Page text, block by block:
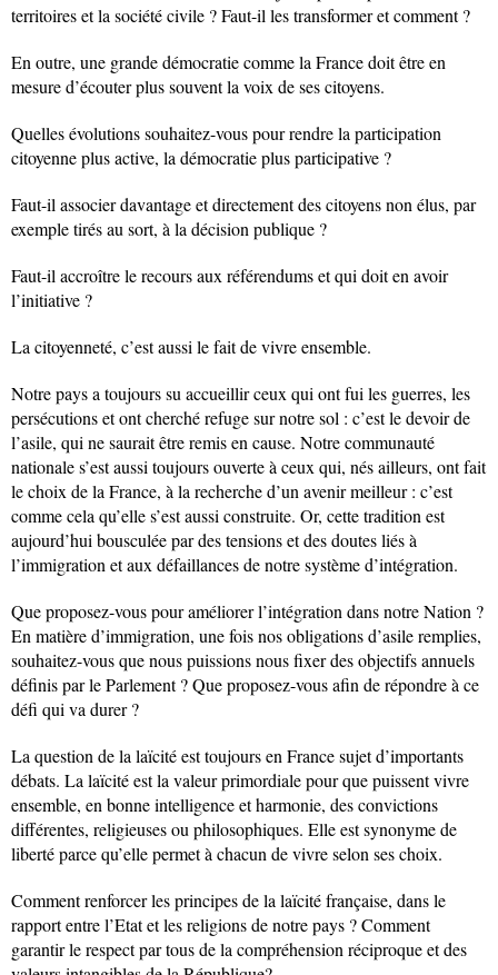
territoires et la société civile ? Faut-il les transformer et comment ?
En outre, une grande démocratie comme la France doit être en
mesure d’écouter plus souvent la voix de ses citoyens.
Quelles évolutions souhaitez-vous pour rendre la participation
citoyenne plus active, la démocratie plus participative ?
Faut-il associer davantage et directement des citoyens non élus, par
exemple tirés au sort, à la décision publique ?
Faut-il accroître le recours aux référendums et qui doit en avoir
l’initiative ?
La citoyenneté, c’est aussi le fait de vivre ensemble.
Notre pays a toujours su accueillir ceux qui ont fui les guerres, les
persécutions et ont cherché refuge sur notre sol : c’est le devoir de
l’asile, qui ne saurait être remis en cause. Notre communauté
nationale s’est aussi toujours ouverte à ceux qui, nés ailleurs, ont fait
le choix de la France, à la recherche d’un avenir meilleur : c’est
comme cela qu’elle s’est aussi construite. Or, cette tradition est
aujourd’hui bousculée par des tensions et des doutes liés à
l’immigration et aux défaillances de notre système d’intégration.
Que proposez-vous pour améliorer l’intégration dans notre Nation ?
En matière d’immigration, une fois nos obligations d’asile remplies,
souhaitez-vous que nous puissions nous fixer des objectifs annuels
définis par le Parlement ? Que proposez-vous afin de répondre à ce
défi qui va durer ?
La question de la laïcité est toujours en France sujet d’importants
débats. La laïcité est la valeur primordiale pour que puissent vivre
ensemble, en bonne intelligence et harmonie, des convictions
différentes, religieuses ou philosophiques. Elle est synonyme de
liberté parce qu’elle permet à chacun de vivre selon ses choix.
Comment renforcer les principes de la laïcité française, dans le
rapport entre l’Etat et les religions de notre pays ? Comment
garantir le respect par tous de la compréhension réciproque et des